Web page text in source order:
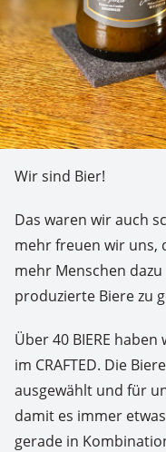
Wir sind Bier!
Das waren wir auch
mehr freuen wir uns,
mehr Menschen
produzierte Biere zu
Über 40 BIERE
im CRAFTED. Die
ausgewählt und für
damit es immer
gerade in